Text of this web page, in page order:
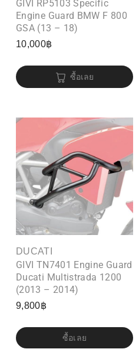
GIVI RP5103 Specific
Engine Guard BMW F 800
GSA (13 – 18)
10,000฿
ซื้อเลย
DUCATI
GIVI TN7401 Engine Guard
Ducati Multistrada 1200
(2013 – 2014)
9,800฿
ซื้อเลย